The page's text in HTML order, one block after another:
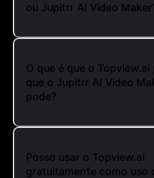
ou Jupitrr AI Video
O que é que o
que o Jupitrr AI Video
pode?
Posso usar o Topview.ai
gratuitamente como uso